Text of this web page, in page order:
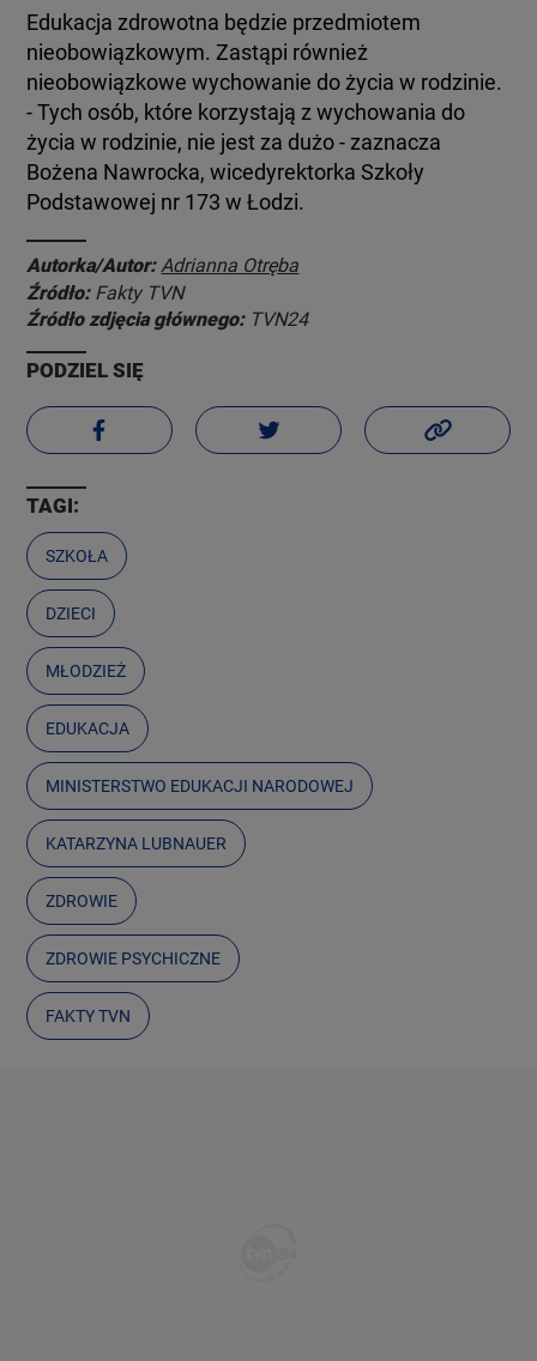
Edukacja zdrowotna będzie przedmiotem
nieobowiązkowym. Zastąpi również
nieobowiązkowe wychowanie do życia w rodzinie.
- Tych osób, które korzystają z wychowania do
życia w rodzinie, nie jest za dużo - zaznacza
Bożena Nawrocka, wicedyrektorka Szkoły
Podstawowej nr 173 w Łodzi.
Autorka/Autor: Adrianna Otręba
Źródło: Fakty TVN
Źródło zdjęcia głównego: TVN24
PODZIEL SIĘ
TAGI:
SZKOŁA
DZIECI
MŁODZIEŻ
EDUKACJA
MINISTERSTWO EDUKACJI NARODOWEJ
KATARZYNA LUBNAUER
ZDROWIE
ZDROWIE PSYCHICZNE
FAKTY TVN